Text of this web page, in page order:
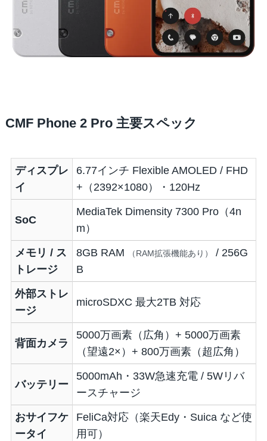
CMF Phone 2 Pro 主要スペック
ディスプレ
イ
6.77インチ Flexible AMOLED / FHD
+（2392×1080）・120Hz
SoC
MediaTek Dimensity 7300 Pro（4n
m）
メモリ / ス
トレージ
8GB RAM （RAM拡張機能あり）
/ 256G
B
外部ストレ
ージ
microSDXC 最大2TB 対応
背面カメラ
5000万画素（広角）+ 5000万画素
（望遠2×）+ 800万画素（超広角）
バッテリー
5000mAh・33W急速充電 / 5Wリバ
ースチャージ
おサイフケ
ータイ
FeliCa対応（楽天Edy・Suica など使
用可）